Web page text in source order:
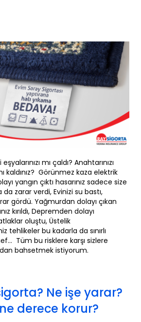
mı çaldı? Anahtarınızı
kaldınız? Görünmez kaza elektrik
yangın çıktı hasarınız sadece size
zarar verdi, Evinizi su bastı,
gördü. Yağmurdan dolayı çıkan
kırıldı, Depremden dolayı
oluştu, Üstelik
tehlikeler bu kadarla da sınırlı
Tüm bu risklere karşı sizlere
bahsetmek istiyorum.
Ne işe yarar?
derece korur?